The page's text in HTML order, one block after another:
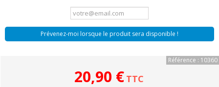
Prévenez-moi lorsque le produit sera disponible !
Référence : 10360
20,90 € TTC